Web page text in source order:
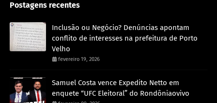
Postagens recentes
Inclusão ou Negócio? Denúncias apontam
conflito de interesses na prefeitura de Porto
Velho
fevereiro 19, 2026
Samuel Costa vence Expedito Netto em
enquete “UFC Eleitoral” do Rondôniaovivo